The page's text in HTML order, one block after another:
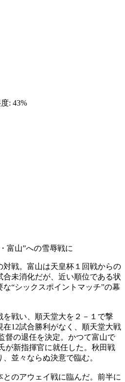
: 43%
富山”への雪辱戦に
対戦。富山は天皇杯１回戦からの
未消化だが、近い順位である状
“シックスポイントマッチ”の幕
を戦い、順天堂大を２－１で撃
12試合勝利がなく、順天堂大戦
督の退任を決定。かつて富山で
が新指揮官に就任した。秋田戦
並々ならぬ決意で臨む。
のアウェイ戦に臨んだ。前半に